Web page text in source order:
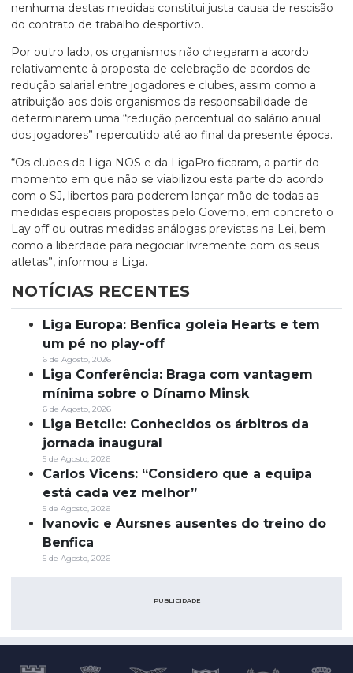
nenhuma destas medidas constitui justa causa de rescisão
do contrato de trabalho desportivo.
Por outro lado, os organismos não chegaram a acordo
relativamente à proposta de celebração de acordos de
redução salarial entre jogadores e clubes, assim como a
atribuição aos dois organismos da responsabilidade de
determinarem uma “redução percentual do salário anual
dos jogadores” repercutido até ao final da presente época.
“Os clubes da Liga NOS e da LigaPro ficaram, a partir do
momento em que não se viabilizou esta parte do acordo
com o SJ, libertos para poderem lançar mão de todas as
medidas especiais propostas pelo Governo, em concreto o
Lay off ou outras medidas análogas previstas na Lei, bem
como a liberdade para negociar livremente com os seus
atletas”, informou a Liga.
NOTÍCIAS RECENTES
Liga Europa: Benfica goleia Hearts e tem
um pé no play-off
6 de Agosto, 2026
Liga Conferência: Braga com vantagem
mínima sobre o Dínamo Minsk
6 de Agosto, 2026
Liga Betclic: Conhecidos os árbitros da
jornada inaugural
5 de Agosto, 2026
Carlos Vicens: “Considero que a equipa
está cada vez melhor”
5 de Agosto, 2026
Ivanovic e Aursnes ausentes do treino do
Benfica
5 de Agosto, 2026
PUBLICIDADE